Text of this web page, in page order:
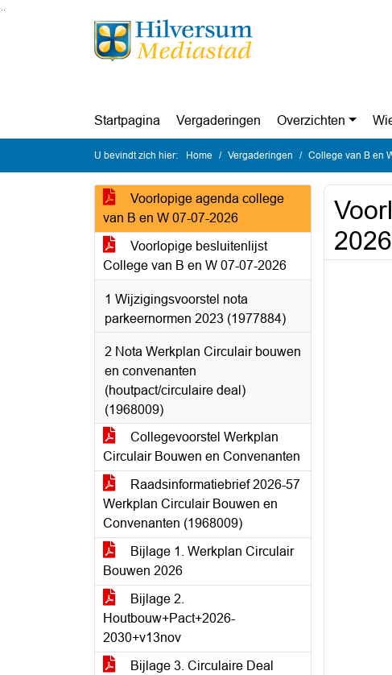
Ga naar de inhoud van deze pagina
Ga naar het zoeken
Ga naar het menu
Startpagina Vergaderingen Overzichten
U bevindt zich hier: Home Vergaderingen College van B en
Voorlopige agenda college
van B en W 07-07-2026
Voorlopige besluitenlijst
College van B en W 07-07-2026
1 Wijzigingsvoorstel nota
parkeernormen 2023 (1977884)
2 Nota Werkplan Circulair bouwen
en convenanten
(houtpact/circulaire deal)
(1968009)
Collegevoorstel Werkplan
Circulair Bouwen en Convenanten
Raadsinformatiebrief 2026-57
Werkplan Circulair Bouwen en
Convenanten (1968009)
Bijlage 1. Werkplan Circulair
Bouwen 2026
Bijlage 2.
Houtbouw+Pact+2026-
2030+v13nov
Bijlage 3. Circulaire Deal
2026